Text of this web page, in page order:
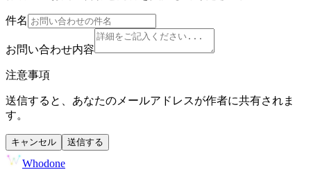
件名
お問い合わせ内容
注意事項
送信すると、あなたのメールアドレスが作者に共有されま
す。
キャンセル 送信する
Whodone